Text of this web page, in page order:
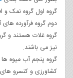
گروه اول گروه نمک و
دوم گروه فرآورده‌
گروه غلات هستند و
نیز می باشند.
گروه پنجم آب‌ میوه‌ ها
کشاورزی و کنسرو